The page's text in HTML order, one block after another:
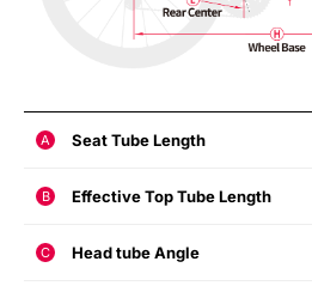
A Seat Tube Length
B Effective Top Tube Length
C Head tube Angle